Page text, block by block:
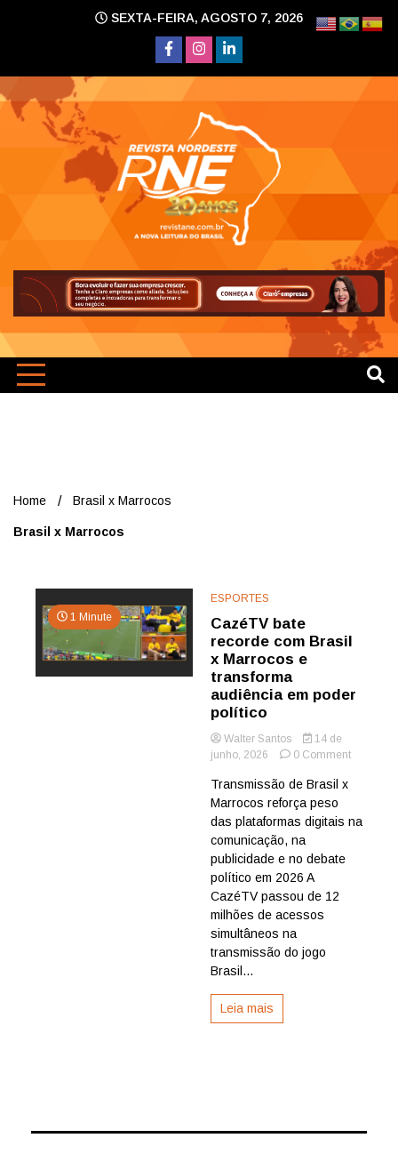
SEXTA-FEIRA, AGOSTO 7, 2026
Home Brasil x Marrocos
Brasil x Marrocos
1 Minute
ESPORTES
CazéTV bate
recorde com Brasil
x Marrocos e
transforma
audiência em poder
político
Walter Santos
14 de
junho, 2026
0 Commenton
com
Transmissão de Brasil x
Marrocos reforça peso
das plataformas digitais na
comunicação, na
publicidade e no debate
político em 2026 A
CazéTV passou de 12
milhões de acessos
simultâneos na
transmissão do jogo
Brasil...
Leia mais